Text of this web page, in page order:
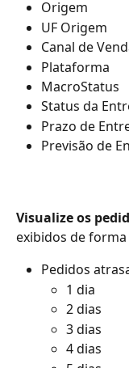
Origem
UF Origem
Canal de
Plataforma
MacroStatus
Status da
Prazo de
Previsão de
Visualize os
exibidos de
Pedidos
1 dia
2 dias
3 dias
4 dias